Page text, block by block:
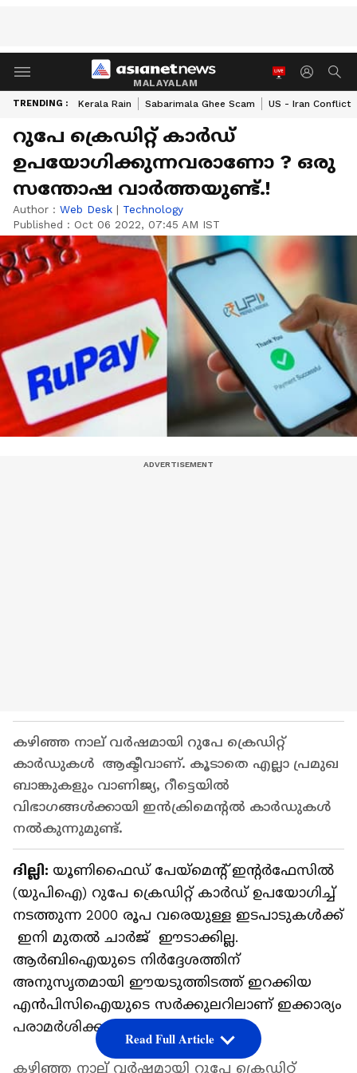
MALAYALAM
TRENDING : Kerala Rain Sabarimala Ghee Scam US - Iran Conflict
റുപേ ക്രെഡിറ്റ് കാർഡ്
ഉപയോഗിക്കുന്നവരാണോ ? ഒരു
സന്തോഷ വാര്‍ത്തയുണ്ട്.!
Author : Web Desk | Technology
Published : Oct 06 2022, 07:45 AM IST
കഴിഞ്ഞ നാല് വർഷമായി റുപേ ക്രെഡിറ്റ്
കാർഡുകൾ ആക്ടീവാണ്. കൂടാതെ എല്ലാ പ്രമുഖ
ബാങ്കുകളും വാണിജ്യ, റീട്ടെയിൽ
വിഭാഗങ്ങൾക്കായി ഇൻക്രിമെന്റൽ കാർഡുകൾ
നൽകുന്നുമുണ്ട്.
ദില്ലി: യൂണിഫൈഡ് പേയ്‌മെന്റ് ഇന്റർഫേസിൽ
(യുപിഐ) റുപേ ക്രെഡിറ്റ് കാർഡ് ഉപയോഗിച്ച്
നടത്തുന്ന 2000 രൂപ വരെയുള്ള ഇടപാടുകൾക്ക്
ഇനി മുതൽ ചാർജ് ഈടാക്കില്ല.
ആർബിഐയുടെ നിർദ്ദേശത്തിന്
അനുസൃതമായി ഈയടുത്തിടത്ത് ഇറക്കിയ
എൻപിസിഐയുടെ സർക്കുലറിലാണ് ഇക്കാര്യം
പരാമർശിക്കുന്നത്.
കഴിഞ്ഞ നാല് വർഷമായി റുപേ ക്രെഡിറ്റ്
Read Full Article